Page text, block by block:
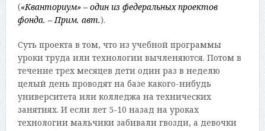
(«Кванториум» – один из федеральных проектов
фонда. – Прим. авт.).
Суть проекта в том, что из учебной программы
уроки труда или технологии вычленяются. Потом в
течение трех месяцев дети один раз в неделю
целый день проводят на базе какого-нибудь
университета или колледжа на технических
занятиях. И если лет 5-10 назад на уроках
технологии мальчики забивали гвозди, а девочки